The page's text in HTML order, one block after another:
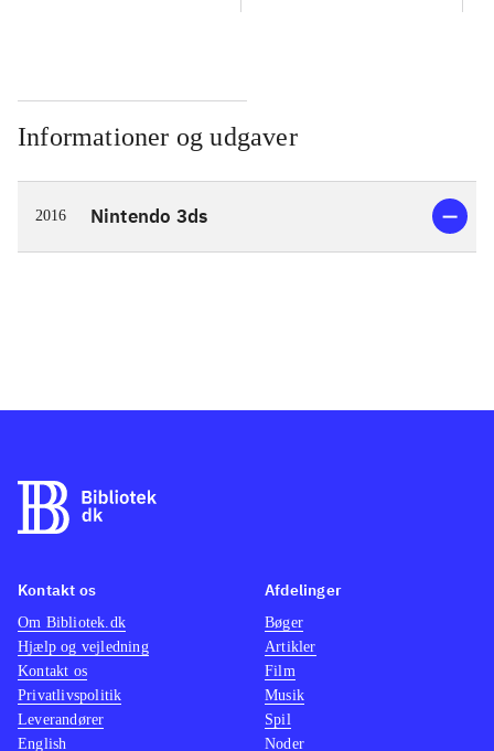
Informationer og udgaver
2016 Nintendo 3ds
Kontakt os
Om Bibliotek.dk
Hjælp og vejledning
Kontakt os
Privatlivspolitik
Leverandører
English
Afdelinger
Bøger
Artikler
Film
Musik
Spil
Noder